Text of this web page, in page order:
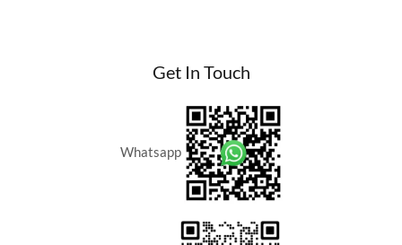
Get In Touch
Whatsapp